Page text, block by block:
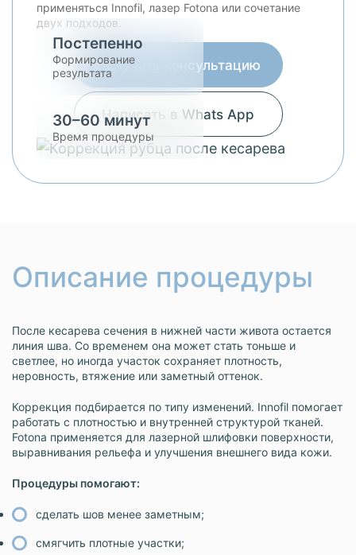
применяться Innofil, лазер Fotona или сочетание
двух подходов.
Получить консультацию
Написать в Whats App
Постепенно
Формирование
результата
30–60 минут
Время процедуры
Описание процедуры
После кесарева сечения в нижней части живота остается
линия шва. Со временем она может стать тоньше и
светлее, но иногда участок сохраняет плотность,
неровность, втяжение или заметный оттенок.
Коррекция подбирается по типу изменений. Innofil помогает
работать с плотностью и внутренней структурой тканей.
Fotona применяется для лазерной шлифовки поверхности,
выравнивания рельефа и улучшения внешнего вида кожи.
Процедуры помогают:
сделать шов менее заметным;
смягчить плотные участки;